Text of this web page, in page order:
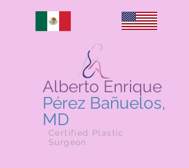
Alberto Enrique
Pérez Bañuelos,
MD
Certified Plastic
Surgeon